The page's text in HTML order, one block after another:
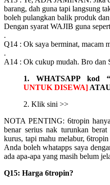
barang, dah guna tapi langsung
boleh pulangkan balik produk
Dengan syarat WAJIB guna
.
Q14 : Ok saya berminat, macam
.
A14 : Ok cukup mudah. Bro dan
1. WHATSAPP
UNTUK DISEWA]
2. Klik sini >>
NOTA PENTING: 6tropin
benar serius nak turunkan
kurus, tapi mahu melabur,
Anda boleh whatapps saya
ada apa-apa yang masih belum
Q15: Harga 6tropin?